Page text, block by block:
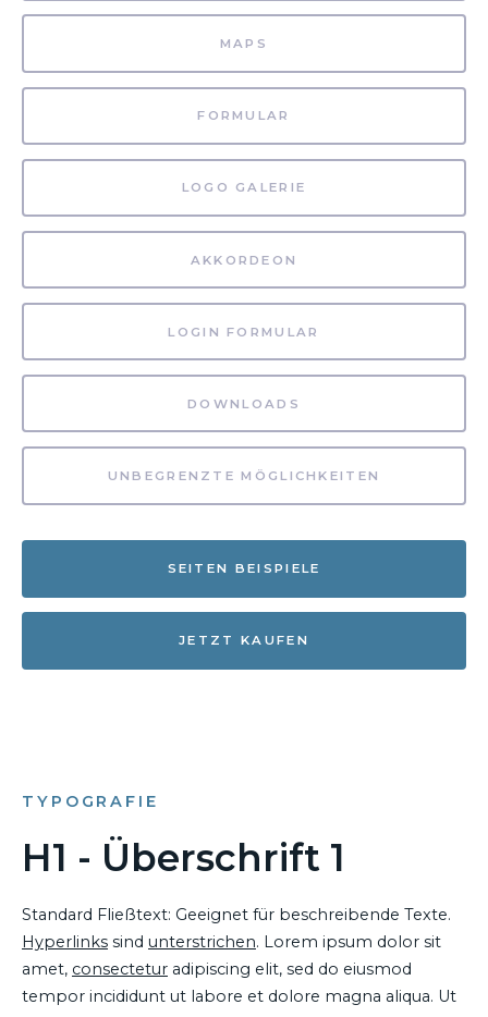
MAPS
FORMULAR
LOGO GALERIE
AKKORDEON
LOGIN FORMULAR
DOWNLOADS
UNBEGRENZTE MÖGLICHKEITEN
SEITEN BEISPIELE
JETZT KAUFEN
TYPOGRAFIE
H1 - Überschrift 1
Standard Fließtext: Geeignet für beschreibende Texte.
Hyperlinks sind unterstrichen. Lorem ipsum dolor sit
amet, consectetur adipiscing elit, sed do eiusmod
tempor incididunt ut labore et dolore magna aliqua. Ut